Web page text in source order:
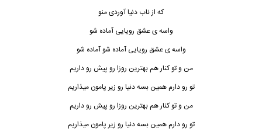
که از ناب دنیا آوردی منو
واسه ی عشق رویایی آماده شو
واسه یعشق رویایی آماده شو آماده شو
من و تو کنار هم بهترین روزا رو پیش رو داریم
تو رو دارم همین بسه دنیا رو زیر پامون میذاریم
من و تو کنار هم بهترین روزا رو پیش رو داریم
تو رو دارم همین بسه دنیا رو زیر پامون میذاریم